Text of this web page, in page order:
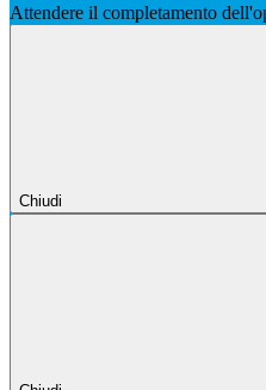
Attendere il completamento
Chiudi